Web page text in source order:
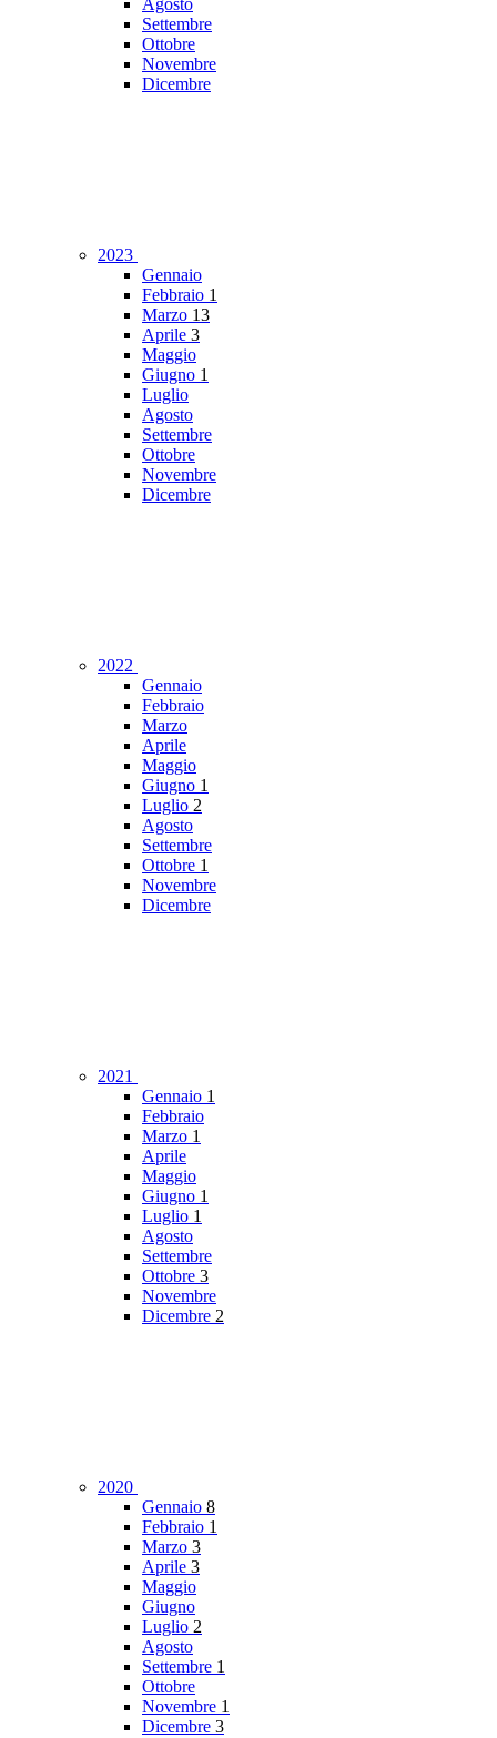
Agosto
Settembre
Ottobre
Novembre
Dicembre
2023
Gennaio
Febbraio 1
Marzo 13
Aprile 3
Maggio
Giugno 1
Luglio
Agosto
Settembre
Ottobre
Novembre
Dicembre
2022
Gennaio
Febbraio
Marzo
Aprile
Maggio
Giugno 1
Luglio 2
Agosto
Settembre
Ottobre 1
Novembre
Dicembre
2021
Gennaio 1
Febbraio
Marzo 1
Aprile
Maggio
Giugno 1
Luglio 1
Agosto
Settembre
Ottobre 3
Novembre
Dicembre 2
2020
Gennaio 8
Febbraio 1
Marzo 3
Aprile 3
Maggio
Giugno
Luglio 2
Agosto
Settembre 1
Ottobre
Novembre 1
Dicembre 3